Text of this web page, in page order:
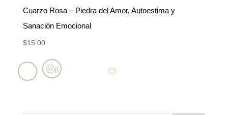
Cuarzo Rosa – Piedra del Amor, Autoestima y
Sanación Emocional
$15.00
Añadir